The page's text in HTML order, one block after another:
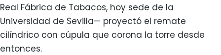
Real Fábrica de Tabacos, hoy sede de la
Universidad de Sevilla— proyectó el remate
cilíndrico con cúpula que corona la torre desde
entonces.